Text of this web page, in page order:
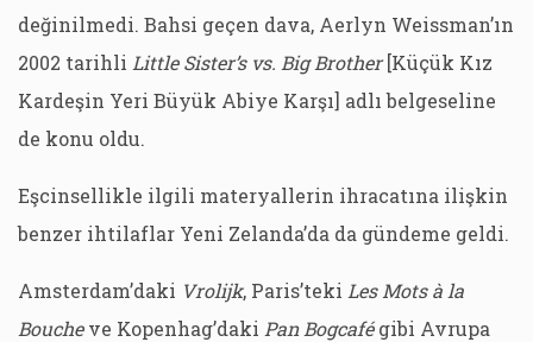
değinilmedi. Bahsi geçen dava, Aerlyn Weissman’ın
2002 tarihli Little Sister’s vs. Big Brother[Küçük Kız
Kardeşin Yeri Büyük Abiye Karşı] adlı belgeseline
de konu oldu.
Eşcinsellikle ilgili materyallerin ihracatına ilişkin
benzer ihtilaflar Yeni Zelanda’da da gündeme geldi.
Amsterdam’daki Vrolijk, Paris’teki Les Mots à la
Boucheve Kopenhag’daki Pan Bogcafégibi Avrupa